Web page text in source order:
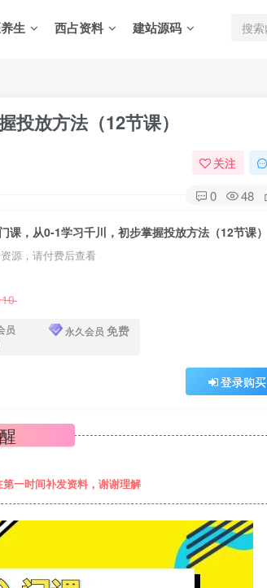
生 西占资料 建站源码
投放方法（12节课）
关注
0 48
课，从0-1学习千川，初步掌握投放方法（12节课）
源，请付费后查看
10
员
永久会员 免费
登录购买
一时间补发资料，谢谢理解